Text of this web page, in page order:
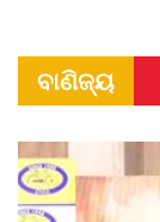
ବାଣିଜ୍ୟ